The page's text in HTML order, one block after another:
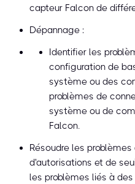
capteur Falcon de
Dépannage :
Identifier les
configuration de
système ou des
problèmes de
système ou de
Falcon.
Résoudre les
d'autorisations et de
les problèmes liés à